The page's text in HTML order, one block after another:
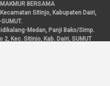
BERSAMA
Sitinjo, Kabupaten Dairi,
Medan, Panji Bako/Simp.
Kec. Sitinjo, Kab. Dairi, SUMUT